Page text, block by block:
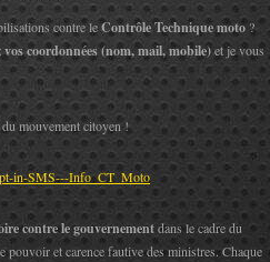
contre leContrôle Technique moto ?
vos coordonnées (nom, mail, mobile)et je vous
mouvement citoyen !
in-SMS---Info_CT_Moto
contre le gouvernementdans le cadre du
pouvoir et carence fautive des ministres. Chaque